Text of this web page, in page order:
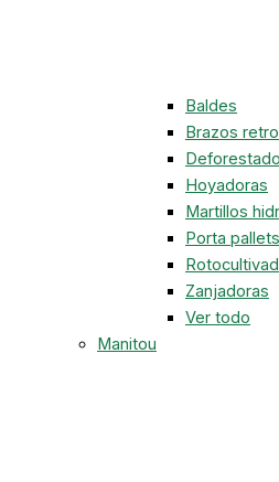
Baldes
Brazos retro
Hoyadoras
Martillos
Porta pallets
Zanjadoras
Ver todo
Manitou